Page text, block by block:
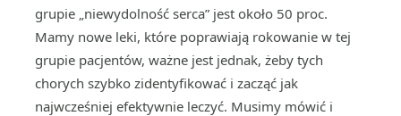
grupie „niewydolność serca” jest około 50 proc.
Mamy nowe leki, które poprawiają rokowanie w tej
grupie pacjentów, ważne jest jednak, żeby tych
chorych szybko zidentyfikować i zacząć jak
najwcześniej efektywnie leczyć. Musimy mówić i